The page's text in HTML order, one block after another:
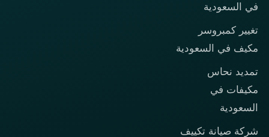
في السعودية
تغيير كمبروسر
مكيف في السعودية
تمديد نحاس
مكيفات في
السعودية
شركة صيانة تكييف